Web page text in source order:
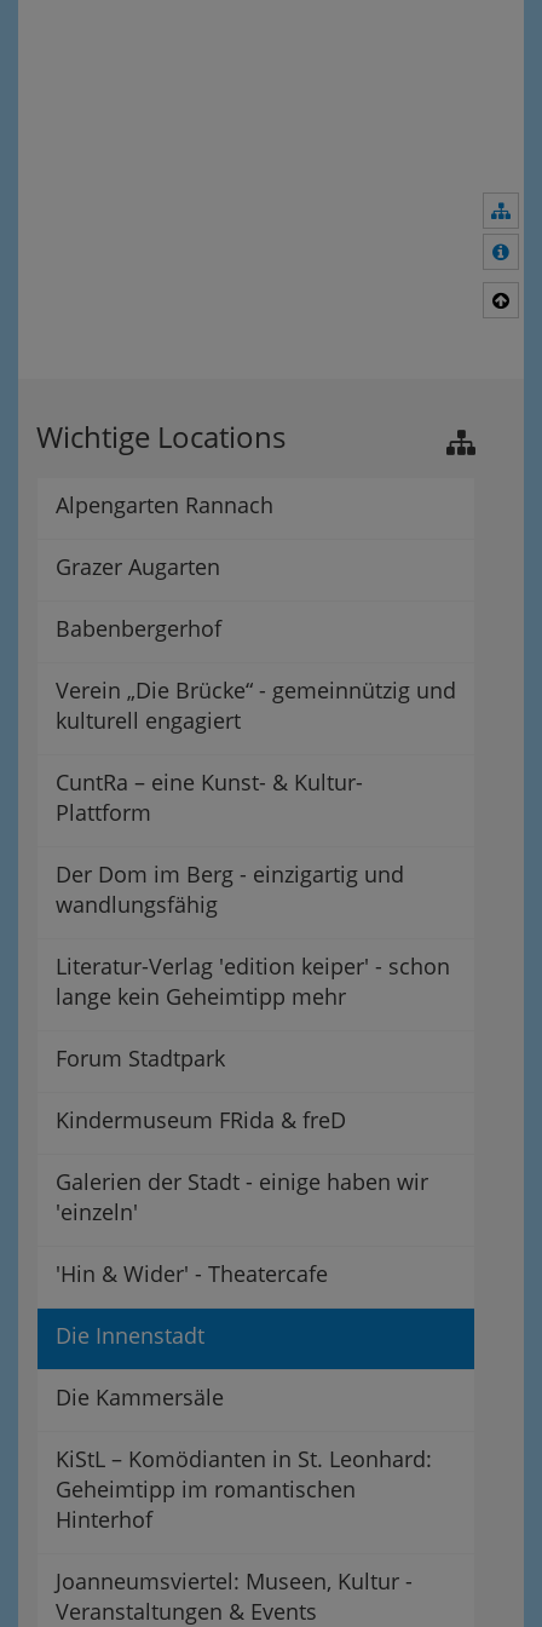
Wichtige Locations
Alpengarten Rannach
Grazer Augarten
Babenbergerhof
Verein „Die Brücke“ - gemeinnützig und
kulturell engagiert
CuntRa – eine Kunst- & Kultur-
Plattform
Der Dom im Berg - einzigartig und
wandlungsfähig
Literatur-Verlag 'edition keiper' - schon
lange kein Geheimtipp mehr
Forum Stadtpark
Kindermuseum FRida & freD
Galerien der Stadt - einige haben wir
'einzeln'
'Hin & Wider' - Theatercafe
Die Innenstadt
Die Kammersäle
KiStL – Komödianten in St. Leonhard:
Geheimtipp im romantischen
Hinterhof
Joanneumsviertel: Museen, Kultur -
Veranstaltungen & Events